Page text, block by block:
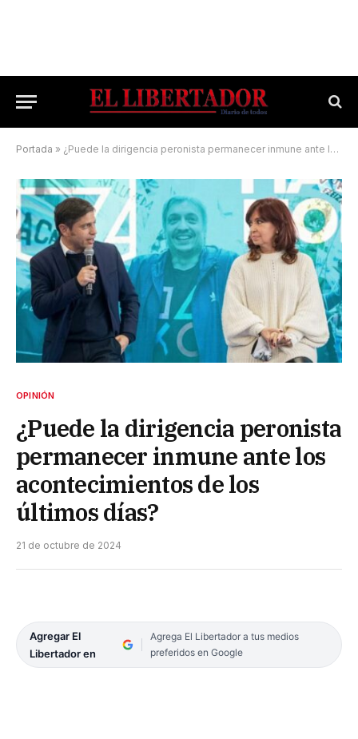
Portada » ¿Puede la dirigencia peronista permanecer inmune ante los acontecimientos de los últimos días?
OPINIÓN
¿Puede la dirigencia peronista
permanecer inmune ante los
acontecimientos de los
últimos días?
21 de octubre de 2024
Agregar El
Libertador en
Agrega El Libertador a tus medios
preferidos en Google